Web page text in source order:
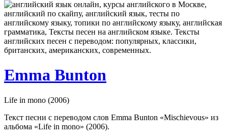
Emma Bunton
Life in mono (2006)
Текст песни с переводом слов Emma Bunton «Mischievous» из
альбома «Life in mono» (2006).